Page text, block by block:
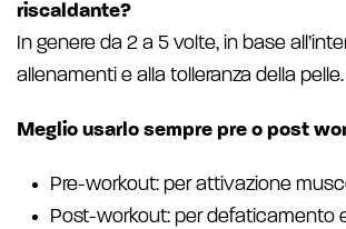
riscaldante?
In genere da 2 a 5 volte, in base
allenamenti e alla tolleranza della pelle.
Meglio usarlo sempre pre o post
Pre-workout: per attivazione
Post-workout: per defaticamento